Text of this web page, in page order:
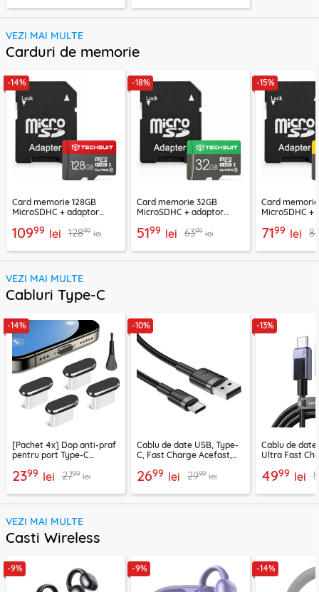
VEZI MAI MULTE
Carduri de memorie
-14%
Card memorie 128GB
MicroSDHC + adaptor
10999 lei 12899 lei
-18%
Card memorie 32GB
MicroSDHC + adaptor
5199 lei 6399 lei
-15%
Card
MicroSDHC +
7199 lei
VEZI MAI MULTE
Cabluri Type-C
-14%
[Pachet 4x] Dop anti-praf
pentru port Type-C
2399 lei 2799 lei
-10%
Cablu de date USB, Type-
C, Fast Charge Acefast,
2699 lei 2999 lei
-13%
Cablu de date
Ultra Fast
4999 lei
VEZI MAI MULTE
Casti Wireless
-9% -9% -14%